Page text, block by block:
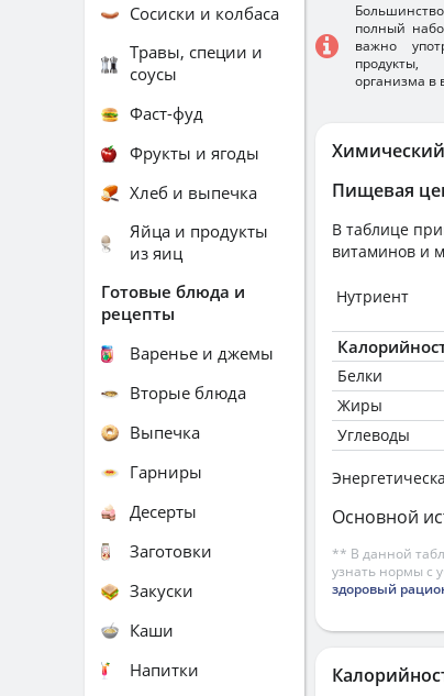
Пищевая
В таблице
витаминов и
Нутриент
Белки
Жиры
Углеводы
Основной
** В данной
узнать нормы с
здоровый
полный
важно
продукты,
организма в
Сосиски и колбаса
Травы, специи и
соусы
Фаст-фуд
Фрукты и ягоды
Хлеб и выпечка
Яйца и продукты
из яиц
Готовые блюда и
рецепты
Варенье и джемы
Вторые блюда
Выпечка
Гарниры
Десерты
Заготовки
Закуски
Каши
Напитки